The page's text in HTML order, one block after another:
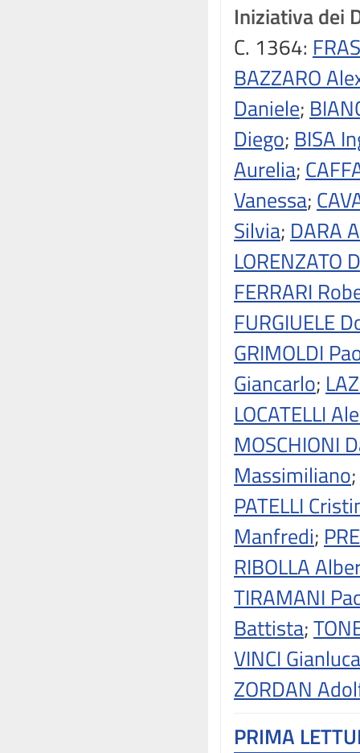
Iniziativa dei
C. 1364:
BAZZARO
Daniele;
Diego; BISA
Aurelia;
Vanessa;
Silvia; DARA
LORENZATO
FERRARI
FURGIUELE
GRIMOLDI
Giancarlo;
LOCATELLI
MOSCHIONI
Massimiliano;
PATELLI
Manfredi;
RIBOLLA
TIRAMANI
Battista;
VINCI Gianluca
ZORDAN
PRIMA